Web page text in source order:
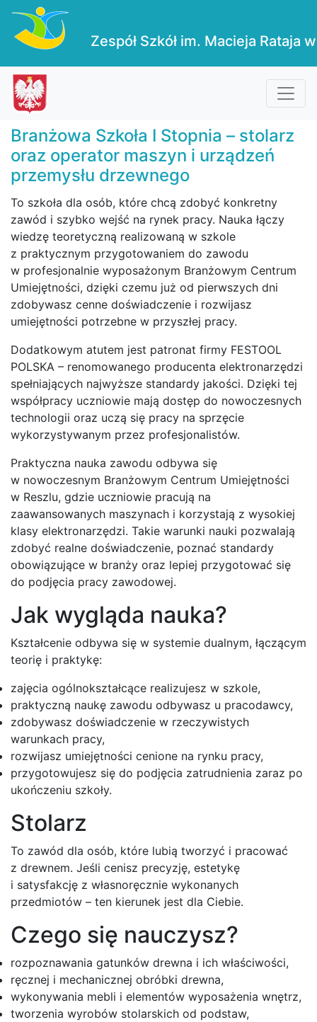
Zespół Szkół im. Macieja Rataja
Branżowa Szkoła I Stopnia – stolarz
oraz operator maszyn i urządzeń
przemysłu drzewnego
To szkoła dla osób, które chcą zdobyć konkretny
zawód i szybko wejść na rynek pracy. Nauka łączy
wiedzę teoretyczną realizowaną w szkole
z praktycznym przygotowaniem do zawodu
w profesjonalnie wyposażonym Branżowym Centrum
Umiejętności, dzięki czemu już od pierwszych dni
zdobywasz cenne doświadczenie i rozwijasz
umiejętności potrzebne w przyszłej pracy.
Dodatkowym atutem jest patronat firmy FESTOOL
POLSKA – renomowanego producenta elektronarzędzi
spełniających najwyższe standardy jakości. Dzięki tej
współpracy uczniowie mają dostęp do nowoczesnych
technologii oraz uczą się pracy na sprzęcie
wykorzystywanym przez profesjonalistów.
Praktyczna nauka zawodu odbywa się
w nowoczesnym Branżowym Centrum Umiejętności
w Reszlu, gdzie uczniowie pracują na
zaawansowanych maszynach i korzystają z wysokiej
klasy elektronarzędzi. Takie warunki nauki pozwalają
zdobyć realne doświadczenie, poznać standardy
obowiązujące w branży oraz lepiej przygotować się
do podjęcia pracy zawodowej.
Jak wygląda nauka?
Kształcenie odbywa się w systemie dualnym, łączącym
teorię i praktykę:
zajęcia ogólnokształcące realizujesz w szkole,
praktyczną naukę zawodu odbywasz u pracodawcy,
zdobywasz doświadczenie w rzeczywistych
warunkach pracy,
rozwijasz umiejętności cenione na rynku pracy,
przygotowujesz się do podjęcia zatrudnienia zaraz po
ukończeniu szkoły.
Stolarz
To zawód dla osób, które lubią tworzyć i pracować
z drewnem. Jeśli cenisz precyzję, estetykę
i satysfakcję z własnoręcznie wykonanych
przedmiotów – ten kierunek jest dla Ciebie.
Czego się nauczysz?
rozpoznawania gatunków drewna i ich właściwości,
ręcznej i mechanicznej obróbki drewna,
wykonywania mebli i elementów wyposażenia wnętrz,
tworzenia wyrobów stolarskich od podstaw,